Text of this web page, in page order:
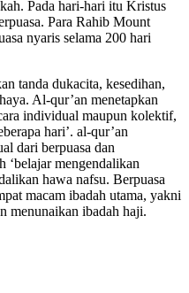
Pada hari-hari itu Kristus
Para Rahib Mount
nyaris selama 200 hari
tanda dukacita, kesedihan,
Al-qur’an menetapkan
individual maupun kolektif,
hari’. al-qur’an
dari berpuasa dan
‘belajar mengendalikan
hawa nafsu. Berpuasa
macam ibadah utama, yakni
menunaikan ibadah haji.